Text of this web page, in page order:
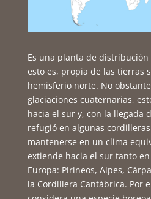
Es una planta de
esto es, propia de las tierras
hemisferio norte. No
glaciaciones cuaternarias,
hacia el sur y, con la llegada
refugió en algunas
mantenerse en un clima
extiende hacia el sur tanto
Europa: Pirineos, Alpes,
la Cordillera Cantábrica. Por